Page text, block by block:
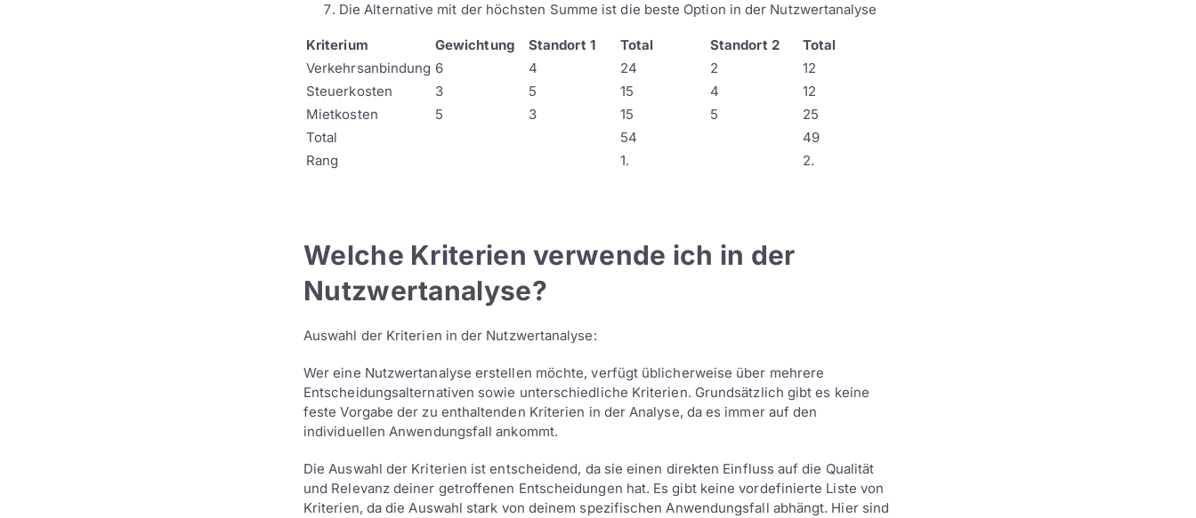
Die Alternative mit der höchsten Summe ist die beste Option in der Nutzwertanalyse
Kriterium Gewichtung Standort 1 Total Standort 2
Total
Verkehrsanbindung 6 4 24 2
12
Steuerkosten
3 5 15 4
12
Mietkosten
5 3 15 5
25
Total
54
49
Rang
1. 2.
Welche Kriterien verwende ich in der
Nutzwertanalyse?
Auswahl der Kriterien in der Nutzwertanalyse:
Wer eine Nutzwertanalyse erstellen möchte, verfügt üblicherweise über mehrere
Entscheidungsalternativen sowie unterschiedliche Kriterien. Grundsätzlich gibt es keine
feste Vorgabe der zu enthaltenden Kriterien in der Analyse, da es immer auf den
individuellen Anwendungsfall ankommt.
Die Auswahl der Kriterien ist entscheidend, da sie einen direkten Einfluss auf die Qualität
und Relevanz deiner getroffenen Entscheidungen hat. Es gibt keine vordefinierte Liste von
Kriterien, da die Auswahl stark von deinem spezifischen Anwendungsfall abhängt. Hier sind